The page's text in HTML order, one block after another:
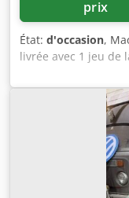
maximum 3 mm,
couverture :
mécanique :
prix
État: d'occasion,
livrée avec 1 jeu de
en bon état et
Ai Noha Si vous
également sur
entreprise. Vous
examiner la